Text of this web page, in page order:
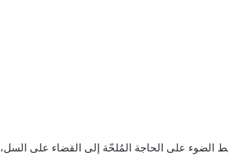
لمكافحة السل في 24 آذار/ مارس لتسليط الضوء على الحاجة المُلحّة إلى القضاء على السل،